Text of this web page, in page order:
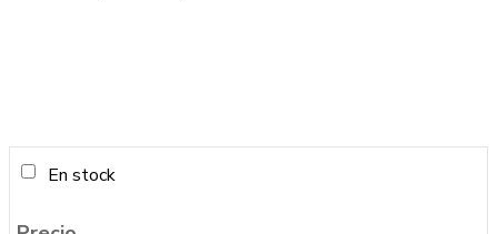
En stock